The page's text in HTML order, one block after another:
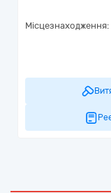
Місцезнаходження: